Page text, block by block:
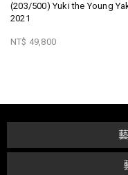
(203/500) Yuki the Young
2021
NT$ 49,800